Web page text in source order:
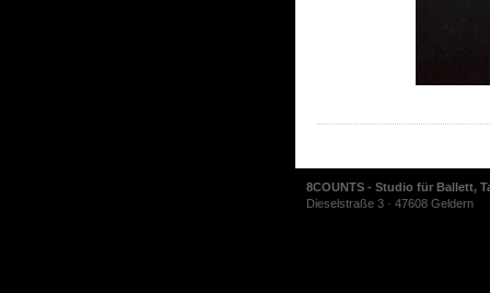
8COUNTS - Studio für Ballett,
Dieselstraße 3 · 47608 Geldern